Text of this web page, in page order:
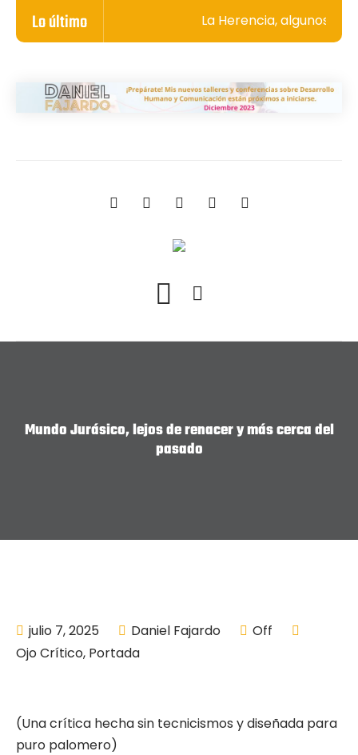
Lo último La Herencia, algunos
Mundo Jurásico, lejos de renacer y más cerca del
pasado
julio 7, 2025 Daniel Fajardo
Off
Ojo Crítico, Portada
(Una crítica hecha sin tecnicismos y diseñada para
puro palomero)